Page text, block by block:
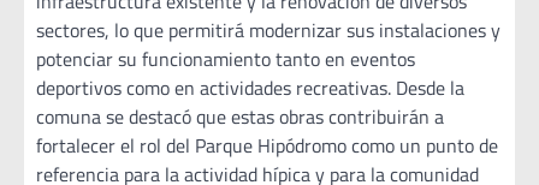
sectores, lo que permitirá modernizar sus instalaciones y
potenciar su funcionamiento tanto en eventos
deportivos como en actividades recreativas. Desde la
comuna se destacó que estas obras contribuirán a
fortalecer el rol del Parque Hipódromo como un punto de
referencia para la actividad hípica y para la comunidad